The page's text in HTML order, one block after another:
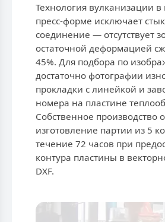
Технология вулканизации
пресс-форме исключает
соединение — отсутствует
остаточной деформацией
45%. Для подбора по
достаточно фотографии
прокладки с линейкой и
номера на пластине
Собственное производство
изготовление партии из 5
течение 72 часов при
контура пластины в
DXF.